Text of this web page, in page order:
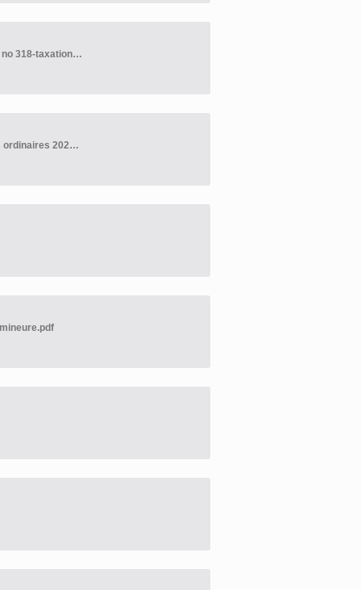
2026-01-16 Avis public adoption entrée en vigueur règlement no 318-taxation 2026.pdf
2025-12-12 Avis public concernant le calendrier des séances ordinaires 2026.pdf